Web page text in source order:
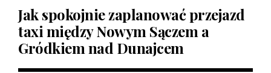
Jak spokojnie zaplanować przejazd
taxi między Nowym Sączem a
Gródkiem nad Dunajcem